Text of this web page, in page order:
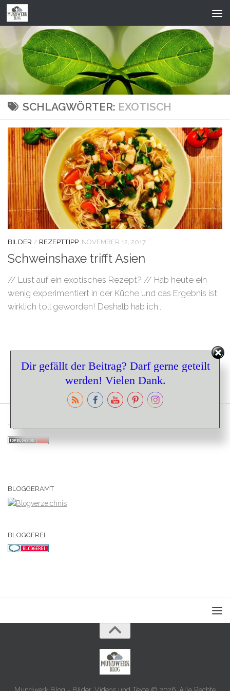
Zum Inhalt springen
SCHLAGWÖRTER: EXOTISCH
BILDER / REZEPTTIPP NOVEMBER 12, 2017
Schweinshaxe trifft Asien
// Lust auf ein exotisches Rezept? // Hab heute ein
wenig experimentiert in der Küche und das Ergebnis ist
wirklich toll geworden! Deshalb hab ich...
TOPBLOGS
BLOGGERAMT
BLOGGEREI
Dir gefällt der Beitrag? Darf gerne geteilt
werden! Vielen Dank.
Set Youtube Channel ID